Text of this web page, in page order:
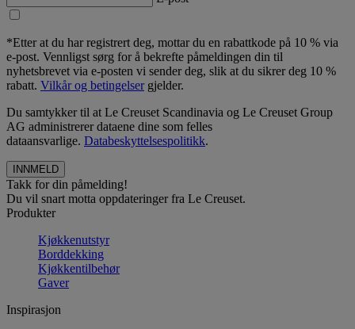
*Etter at du har registrert deg, mottar du en rabattkode på 10 % via
e-post. Vennligst sørg for å bekrefte påmeldingen din til
nyhetsbrevet via e-posten vi sender deg, slik at du sikrer deg 10 %
rabatt. Vilkår og betingelsergjelder.
Du samtykker til at Le Creuset Scandinavia og Le Creuset Group
AG administrerer dataene dine som felles
dataansvarlige. Databeskyttelsespolitikk.
Takk for din påmelding!
Du vil snart motta oppdateringer fra Le Creuset.
Produkter
Kjøkkenutstyr
Borddekking
Kjøkkentilbehør
Gaver
Inspirasjon